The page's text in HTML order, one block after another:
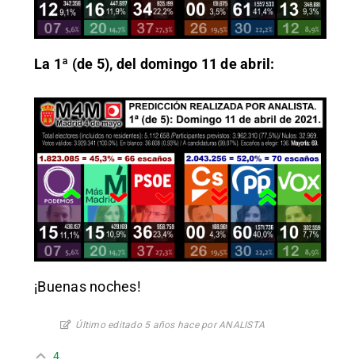
La 1ª (de 5), del domingo 11 de abril:
¡Buenas noches!
Último editado 5 años hace por ANALISTA
4